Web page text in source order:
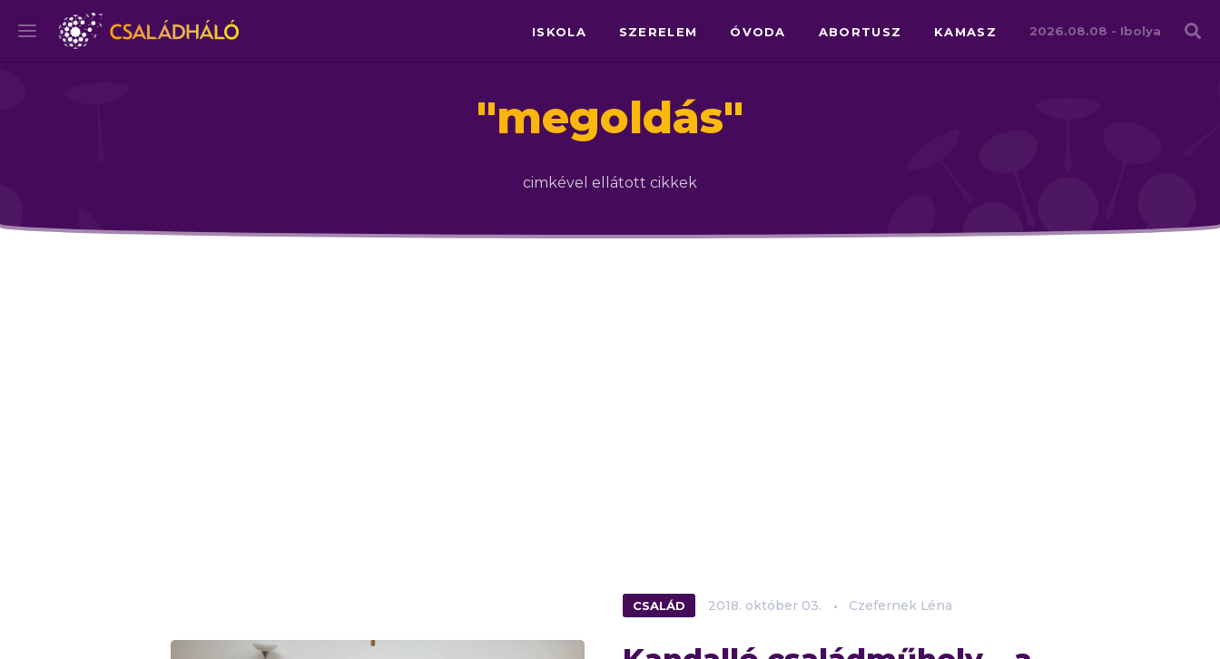
ISKOLA SZERELEM ÓVODA ABORTUSZ KAMASZ 2026.08.08 - Ibolya
"megoldás"
cimkével ellátott cikkek
CSALÁD 2018. október 03. Czefernek Léna